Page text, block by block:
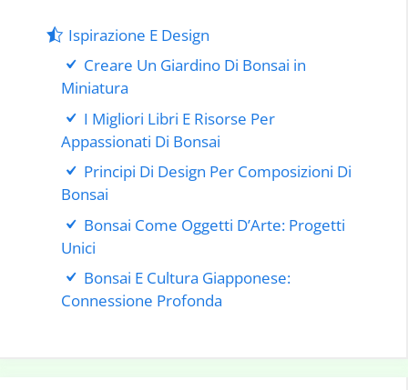
Ispirazione E Design
Creare Un Giardino Di Bonsai in
Miniatura
I Migliori Libri E Risorse Per
Appassionati Di Bonsai
Principi Di Design Per Composizioni Di
Bonsai
Bonsai Come Oggetti D’Arte: Progetti
Unici
Bonsai E Cultura Giapponese:
Connessione Profonda